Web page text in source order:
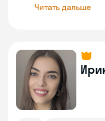
Читать дальше